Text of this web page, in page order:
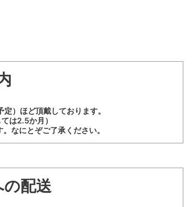
）ほど頂戴しております。
は2.5か月）
なにとぞご了承ください。
配送